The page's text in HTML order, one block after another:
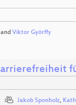
Viktor Györffy
Jakob Sponholz,